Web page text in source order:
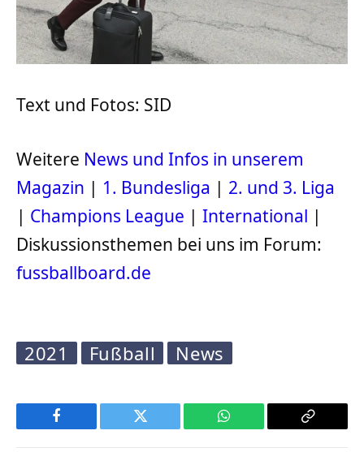
Text und Fotos: SID
Weitere News und Infos in unserem
Magazin | 1. Bundesliga | 2. und 3. Liga
| Champions League | International |
Diskussionsthemen bei uns im Forum:
fussballboard.de
2021 Fußball News
Facebook Twitter WhatsApp
Copy